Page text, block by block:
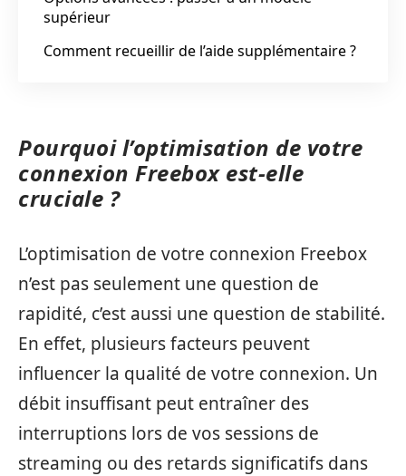
supérieur
Comment recueillir de l’aide supplémentaire ?
Pourquoi l’optimisation de votre
connexion Freebox est-elle
cruciale ?
L’optimisation de votre connexion Freebox
n’est pas seulement une question de
rapidité, c’est aussi une question de stabilité.
En effet, plusieurs facteurs peuvent
influencer la qualité de votre connexion. Un
débit insuffisant peut entraîner des
interruptions lors de vos sessions de
streaming ou des retards significatifs dans